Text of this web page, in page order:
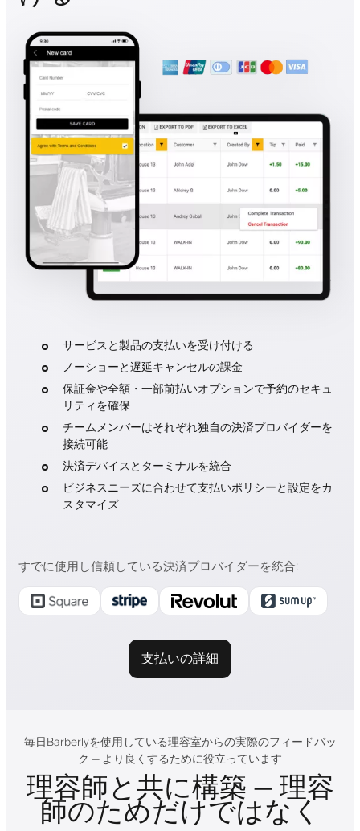
サービスと製品の支払いを受け付ける
ノーショーと遅延キャンセルの課金
保証金や全額・一部前払いオプションで予約のセキュ
リティを確保
チームメンバーはそれぞれ独自の決済プロバイダーを
接続可能
決済デバイスとターミナルを統合
ビジネスニーズに合わせて支払いポリシーと設定をカ
スタマイズ
すでに使用し信頼している決済プロバイダーを統合:
支払いの詳細
毎日Barberlyを使用している理容室からの実際のフィードバッ
ク — より良くするために役立っています
理容師と共に構築 — 理容
師のためだけではなく